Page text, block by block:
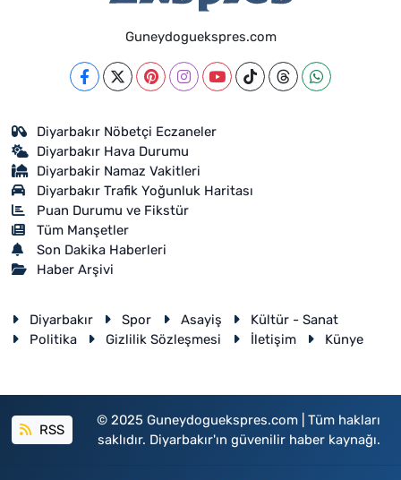
Guneydoguekspres.com
Diyarbakır Nöbetçi Eczaneler
Diyarbakır Hava Durumu
Diyarbakir Namaz Vakitleri
Diyarbakır Trafik Yoğunluk Haritası
Puan Durumu ve Fikstür
Tüm Manşetler
Son Dakika Haberleri
Haber Arşivi
Diyarbakır Spor Asayiş
Kültür - Sanat
Politika
Gizlilik Sözleşmesi İletişim Künye
RSS
© 2025 Guneydoguekspres.com | Tüm hakları
saklıdır. Diyarbakır'ın güvenilir haber kaynağı.